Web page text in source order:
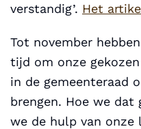
verstandig’. Het
Tot november
tijd om onze
in de gemeenteraad
brengen. Hoe we dat
we de hulp van onze